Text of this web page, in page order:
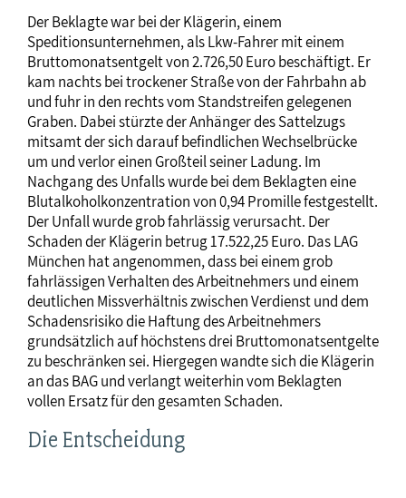
Der Beklagte war bei der Klägerin, einem
Speditionsunternehmen, als Lkw-Fahrer mit einem
Bruttomonatsentgelt von 2.726,50 Euro beschäftigt. Er
kam nachts bei trockener Straße von der Fahrbahn ab
und fuhr in den rechts vom Standstreifen gelegenen
Graben. Dabei stürzte der Anhänger des Sattelzugs
mitsamt der sich darauf befindlichen Wechselbrücke
um und verlor einen Großteil seiner Ladung. Im
Nachgang des Unfalls wurde bei dem Beklagten eine
Blutalkoholkonzentration von 0,94 Promille festgestellt.
Der Unfall wurde grob fahrlässig verursacht. Der
Schaden der Klägerin betrug 17.522,25 Euro. Das LAG
München hat angenommen, dass bei einem grob
fahrlässigen Verhalten des Arbeitnehmers und einem
deutlichen Missverhältnis zwischen Verdienst und dem
Schadensrisiko die Haftung des Arbeitnehmers
grundsätzlich auf höchstens drei Bruttomonatsentgelte
zu beschränken sei. Hiergegen wandte sich die Klägerin
an das BAG und verlangt weiterhin vom Beklagten
vollen Ersatz für den gesamten Schaden.
Die Entscheidung